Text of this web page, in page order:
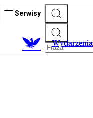
Serwisy
Wydarzenia